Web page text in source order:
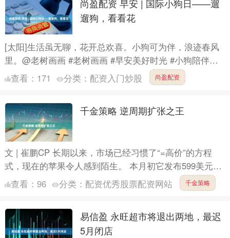
尚盈配资 早安 | 国际小狗日——遛
遛狗，看看花
[太阳]生活虽无聊，花开总欢喜。小狗可为伴，浪迹春风
里。@老树画画 #老树画画 #早安美好时光 #小狗陪伴生
活 #治愈系小动物 #每日正能量 #诗意生活分享 #....
查看： 171 分类： 配资入门炒股 尚盈配资
千金策略 逆周期扩张之王
文 | 崔鹏CP 长期以来，市场已经习惯了“=高价”的方程
式，现在的苹果令人感到陌生。 本月初它发布599美元的
MacBook Neo时，华尔街一片哗然，分析师....
查看： 96 分类： 配资优秀股票配资网站 千金策略
易信盈 永旺超市将退出两地，最迟
5月闭店